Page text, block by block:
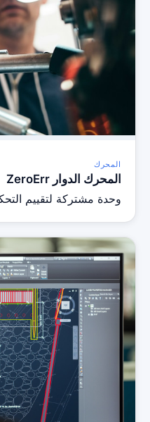
المحرك
المحرك الدوار ZeroErr
وحدة مشتركة لتقييم